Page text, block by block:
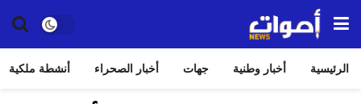
الرئيسية أخبار وطنية جهات أخبار الصحراء أنشطة ملكية